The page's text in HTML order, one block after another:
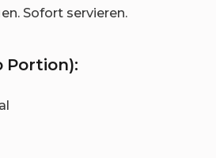
Sofort servieren.
Portion):